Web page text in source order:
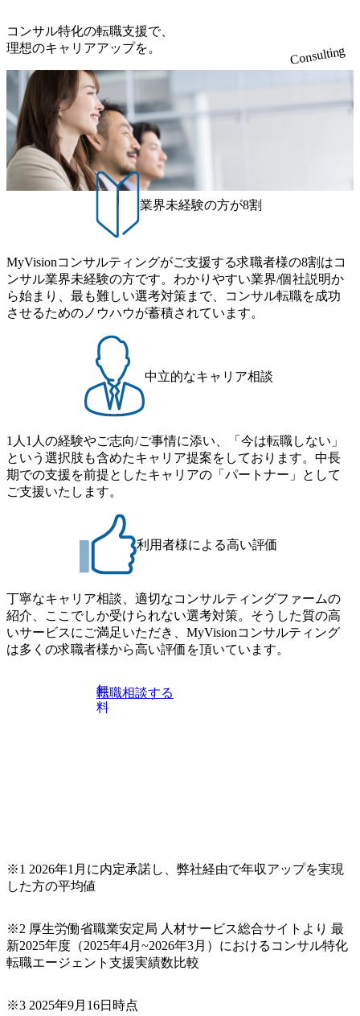
だきます。 アジャイル開発を通じて顧客の要望や提案を柔
軟に取り入れながら改善サイクルを回すため、ご自身の提
案がサービスに直接反映されやすく、高い貢献度を実感で
きます。 ● 勤務地 東京都渋谷区渋谷3丁目6-7 渋谷金王タワ
ー 事業所内禁煙(入居する施設に喫煙専用室あり) ・就業規
則により就業時間内の喫煙を全面的に禁止 ・禁煙サポート
制度あり オンライン ● 必須要件 以下いずれかのご経験をお
持ちの方 ・システム・ソフトウェア開発経験3年以上 ・要
件定義～基本設計など上流経験2年以上 ・PMO経験2年以上
● 歓迎要件 ・要件定義から詳細設計までのいずれかの上流
工程の経験 ・サブリーダー以上のマネジメント経験 ・お客
様との折衝経験、交渉経験 ・組織課題に対して主体的に業
務改善に取り組まれたご経験 ・アジャイル/スクラムへの興
で主体的に動ける方 ・年齢にこだわらず、アドバイスを素
直に受け取れる方 ・推進力のある方
③12時開始 2026年8月10日(月) 16:00 各回50分程度を想定 オ
ンライン 書類選考通過者
社時に10日間の間みっちりとコンサルの基礎を支援)を魅力
に感じ、他Big4ではなくアビームを選ぶ方も多数 アビーム
といえばSAPをはじめとしたシステム、とイメージされる
こともあるが実態としては経営戦略策定や新規事業立案な
どのトップラインを上げるための戦略案件も多く存在 特に
スポーツ&エンターテイメント領域ではBig4に先んじて注力
し、業界内で大きな存在感を誇る 社員の多様化する生活ス
タイルやライフイベントに対応した働きやすい職場環境を
実現するため、さまざまなサポート制度を導入している 多
文化理解や女性の活躍推進などの取り組み、また、フレッ
クス制度やフリーロケーション制度、フルリモート制度な
どの多様な働き方をサポートする制度が整備されている 202
6年8月23日(日) 9:00～18:00終了 2026年8月12日(水) 16:00 202
6年8月23日(日)にSustainable SCM SU 1day選考会を開催いた
します。 当SUは「GlobalでのSCM構築」や「物流・調達コ
ストの構造改革」といった伝統的なテーマに留まらずクラ
イアントがこれから取組むべき「グリーントランスフォー
った社会課題やテーマに対して、グローバル知見と最新の
事例などを基に企業の構造改革と社会価値の創造の取り組
みを行うプロフェッショナルチームです。 今回1day選考対
象となるポジションは下記となります。 ・コンサルタント
(調達改革・設備O&M)【SCS SU】 ・コンサルタント(ECM/
流改革/需給プロセス改革)【SSC SU】 ・SCM/ECMデータ・
プロセス分析・AI活用_Sustainable SCM Strategy Unit(Strategy
Consultant職)≪東京・大阪≫ ・コンサルタント(SCS SUオー
プンポジション)【SCS SU】 ※当日は全体での会社説明な
どはなく、個別選考のみの実施を予定しています ※1名あた
りの拘束時間は1時間～最大2時間半程度を想定しています
※1次面接と最終面接の間をなるべく空けないよう調整して
おりますが、調整が叶わないケースもございます オンライ
ン 書類選考通過者
れており、これまで多くのNPO・NGOなどの非営利団体に
無償でコンサルティングを提供している。 2026年8月29日
(土) の対面Kick-offイベントを皮切りに1か月程度のプログラ
ム ※初回プログラム : 8月29日(土)10:00～13:30 2026年8月12
日(水) 16:00 Bain & Company Tokyoでは、「Tokyo Be Bold Pr
ogram (女性候補者向け選考支援プログラム)」を実施いたし
ます。クライアントに斬新なソリューションを提供し、複
雑な経営課題を解決するために、チームのダイバーシティ
は欠かせません。是非、ユニークな視点と高い志を持つ女
性の皆様に多数ご参画頂きたいと考え、プログラムを開催
性はどのように活躍をしているのか」、「ケース面接の経
験がなく対策の仕方が知りたい」などのお声をたくさんい
食事などのカジュアルな交流、実際のプロジェクトのケー
ススタディ、1対1の模擬面接等、複数のセッションを約1か
月の期間に渡り行い、選考にご参加いただきます。コンサ
ルタント未経験の方でも、戦略コンサルタントの具体的な
仕事内容からお話をさせていただきますので、戦略コンサ
ルティングにご興味をお持ちの方は、この機会にぜひご応
にはWebテストを8月20日までに受験いただきます ・8月21
日までにプログラム参加者をご案内します ・初回プログラ
ム : 8月29日(土)10:00～13:30 @ベイン東京オフィス(六本木)
・プログラム期間中はコンサルタントとの食事会、プロジ
ェクトのご紹介、ケースワークショップなどを実施します
・10月17日(土)開催の選考会にて採用面接を実施する予定で
す ※ご都合が合わない方は別途調整いたします 初回プロ
ラインまたはオフラインの実施 ※東京オフィスのみのご応
募となります。他オフィス希望を含めたご応募はお受けい
たしかねますのでご了承ください ● フルタイムでの職務経
歴を2年以上お持ちの方で、東京オフィスのコンサルタント
ポジションに応募意思がある方 ● 英語・日本語ともにビジ
ネスレベルの方 ※日本語が母国語でない方は日本語能力
試験N1またはそれ相当の上級レベルの日本語力(会話・読解
力)
コンサル特化の転職支援で、
理想のキャリアアップを。
Consulting
業界未経験の方が8割
MyVisionコンサルティングがご支援する求職者様の8割はコ
ンサル業界未経験の方です。わかりやすい業界/個社説明か
ら始まり、最も難しい選考対策まで、コンサル転職を成功
させるためのノウハウが蓄積されています。
中立的なキャリア相談
1人1人の経験やご志向/ご事情に添い、「今は転職しない」
という選択肢も含めたキャリア提案をしております。中長
期での支援を前提としたキャリアの「パートナー」として
ご支援いたします。
利用者様による高い評価
丁寧なキャリア相談、適切なコンサルティングファームの
紹介、ここでしか受けられない選考対策。そうした質の高
いサービスにご満足いただき、MyVisionコンサルティング
は多くの求職者様から高い評価を頂いています。
無
料
転職相談する
※1 2026年1月に内定承諾し、弊社経由で年収アップを実現
した方の平均値
※2 厚生労働省職業安定局 人材サービス総合サイトより 最
新2025年度（2025年4月~2026年3月）におけるコンサル特化
転職エージェント支援実績数比較
※3 2025年9月16日時点